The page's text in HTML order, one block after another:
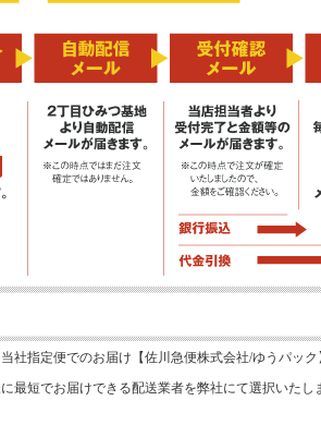
社指定便でのお届け【佐川急便株式会社/ゆうパック
最短でお届けできる配送業者を弊社にて選択いたし